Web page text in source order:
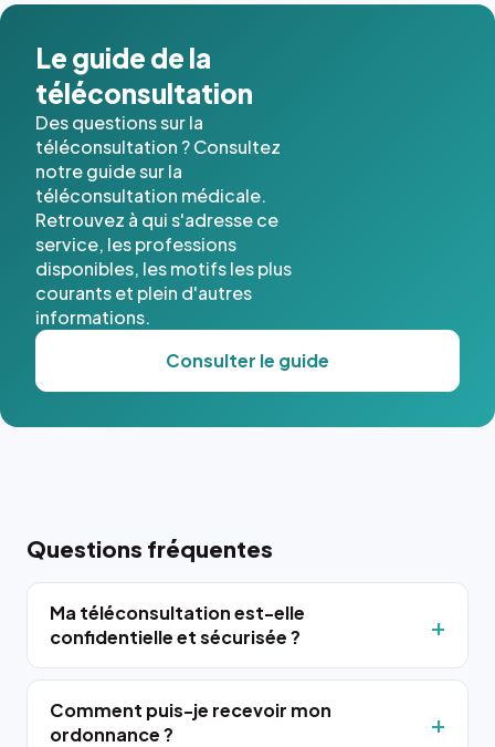
Le guide de la
téléconsultation
Des questions sur la
téléconsultation ? Consultez
notre guide sur la
téléconsultation médicale.
Retrouvez à qui s'adresse ce
service, les professions
disponibles, les motifs les plus
courants et plein d'autres
informations.
Consulter le guide
Questions fréquentes
Ma téléconsultation est-elle
confidentielle et sécurisée ?
Comment puis-je recevoir mon
ordonnance ?